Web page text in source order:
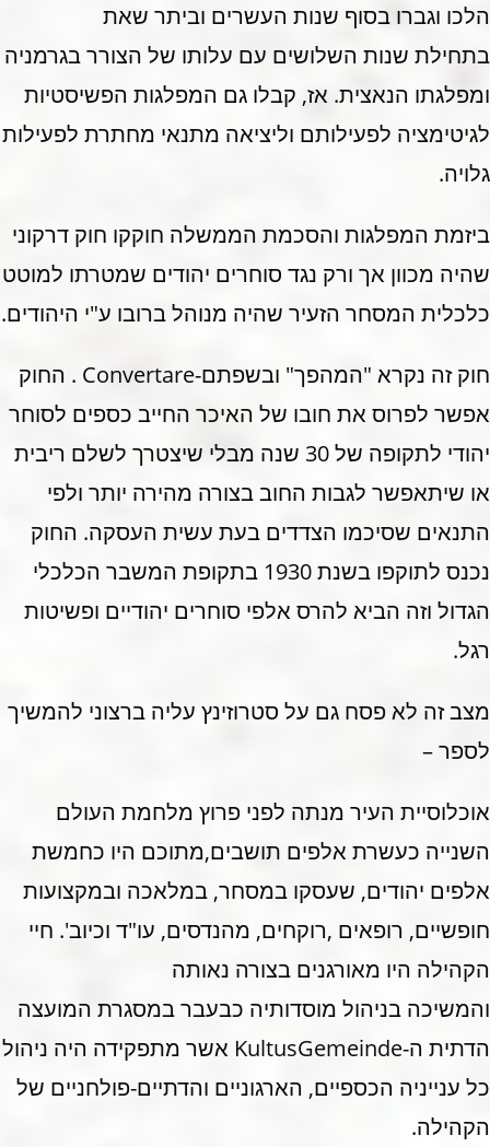
הלכו וגברו בסוף שנות העשרים וביתר שאת
בתחילת שנות השלושים עם עלותו של הצורר בגרמניה
ומפלגתו הנאצית. אז, קבלו גם המפלגות הפשיסטיות
לגיטימציה לפעילותם וליציאה מתנאי מחתרת לפעילות
גלויה.
ביזמת המפלגות והסכמת הממשלה חוקקו חוק דרקוני
שהיה מכוון אך ורק נגד סוחרים יהודים שמטרתו למוטט
כלכלית המסחר הזעיר שהיה מנוהל ברובו ע"י היהודים.
חוק זה נקרא "המהפך" ובשפתם-Convertare . החוק
אפשר לפרוס את חובו של האיכר החייב כספים לסוחר
יהודי לתקופה של 30 שנה מבלי שיצטרך לשלם ריבית
או שיתאפשר לגבות החוב בצורה מהירה יותר ולפי
התנאים שסיכמו הצדדים בעת עשית העסקה. החוק
נכנס לתוקפו בשנת 1930 בתקופת המשבר הכלכלי
הגדול וזה הביא להרס אלפי סוחרים יהודיים ופשיטות
רגל.
מצב זה לא פסח גם על סטרוזינץ עליה ברצוני להמשיך
לספר –
אוכלוסיית העיר מנתה לפני פרוץ מלחמת העולם
השנייה כעשרת אלפים תושבים,מתוכם היו כחמשת
אלפים יהודים, שעסקו במסחר, במלאכה ובמקצועות
חופשיים, רופאים ,רוקחים, מהנדסים, עו"ד וכיוב'. חיי
הקהילה היו מאורגנים בצורה נאותה
והמשיכה בניהול מוסדותיה כבעבר במסגרת המועצה
הדתית ה-KultusGemeinde אשר מתפקידה היה ניהול
כל ענייניה הכספיים, הארגוניים והדתיים-פולחניים של
הקהילה.